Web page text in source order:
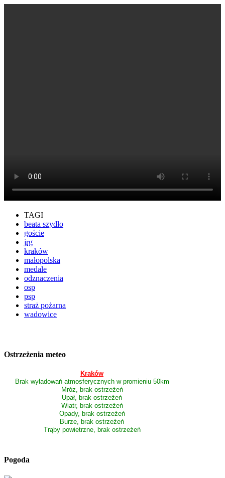
TAGI
beata szydło
goście
jrg
kraków
małopolska
medale
odznaczenia
osp
psp
straż pożarna
wadowice
Ostrzeżenia meteo
Kraków
Brak wyładowań atmosferycznych w promieniu 50km
Mróz, brak ostrzeżeń
Upał, brak ostrzeżeń
Wiatr, brak ostrzeżeń
Opady, brak ostrzeżeń
Burze, brak ostrzeżeń
Trąby powietrzne, brak ostrzeżeń
Pogoda